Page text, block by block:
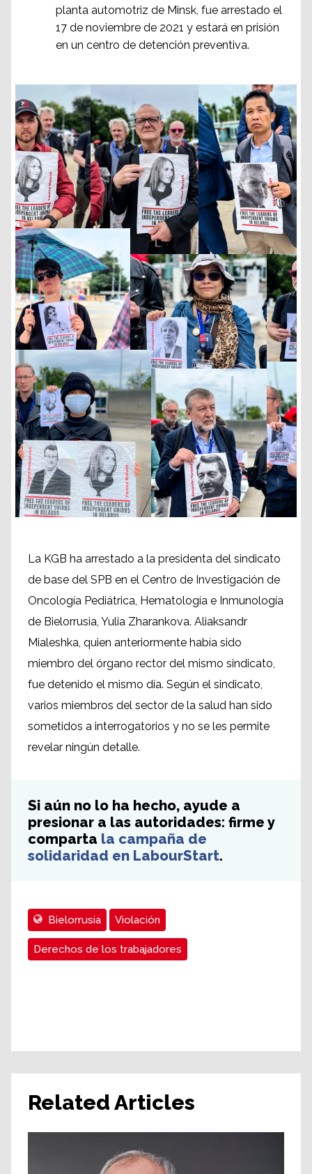
planta automotriz de Minsk, fue arrestado el
17 de noviembre de 2021 y estará en prisión
en un centro de detención preventiva.
La KGB ha arrestado a la presidenta del sindicato
de base del SPB en el Centro de Investigación de
Oncología Pediátrica, Hematología e Inmunología
de Bielorrusia, Yulia Zharankova. Aliaksandr
Mialeshka, quien anteriormente había sido
miembro del órgano rector del mismo sindicato,
fue detenido el mismo día. Según el sindicato,
varios miembros del sector de la salud han sido
sometidos a interrogatorios y no se les permite
revelar ningún detalle.
Si aún no lo ha hecho, ayude a
presionar a las autoridades: firme y
comparta la campaña de
solidaridad en LabourStart.
Bielorrusia Violación
Derechos de los trabajadores
Related Articles